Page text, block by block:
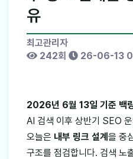
유
최고관리자
242회
26-06-13
2026년 6월 13일 기준 백
AI 검색 이후 상반기 SEO
오늘은 내부 링크 설계 을 중
구조를 점검합니다. 검색 노